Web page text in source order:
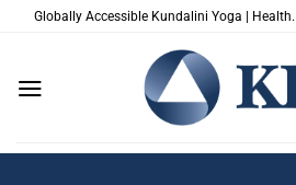
Globally Accessible Kundalini Yoga |